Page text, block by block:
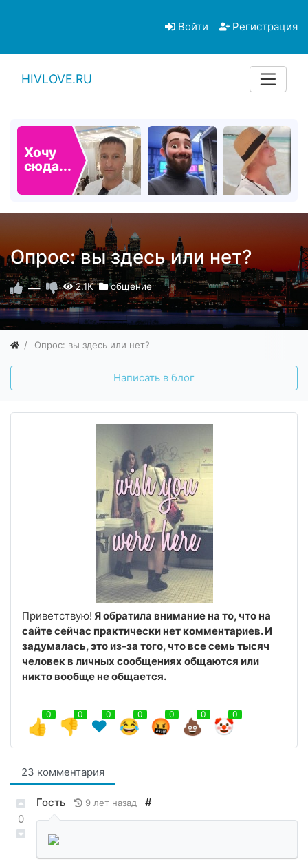
Войти Регистрация
HIVLOVE.RU
Хочу
сюда...
Опрос: вы здесь или нет?
— 2.1K общение
Опрос: вы здесь или нет?
Приветствую! Я обратила внимание на то, что на
сайте сейчас практически нет комментариев. И
задумалась, это из-за того, что все семь тысяч
человек в личных сообщениях общаются или
никто вообще не общается.
👍
0
👎
0
❤️
0
😂
0
🤬
0
💩
0
🤡
0
23 комментария
0
Гость 9 лет назад #
Написать в блог